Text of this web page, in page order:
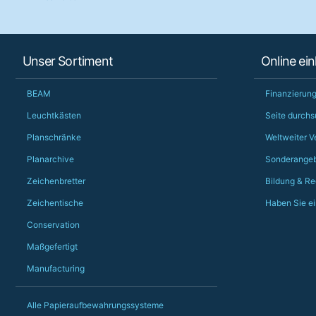
Unser Sortiment
BEAM
Leuchtkästen
Planschränke
Planarchive
Zeichenbretter
Zeichentische
Conservation
Maßgefertigt
Manufacturing
Alle Papieraufbewahrungssysteme
Online
Seite
Weltweiter
Bildung &
Haben Sie